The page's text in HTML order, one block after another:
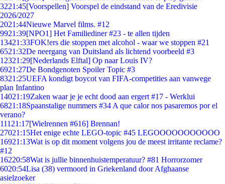
3221:45[Voorspellen] Voorspel de eindstand van de Eredivisie
2026/2027
2021:44Nieuwe Marvel films. #12
9921:39[NPO1] Het Familiediner #23 - te allen tijden
13421:33FOK!ers die stoppen met alcohol - waar we stoppen #21
6521:32De neergang van Duitsland als lichtend voorbeeld #3
12321:29[Nederlands Elftal] Op naar Louis IV?
6921:27De Bondgenoten Spoiler Topic #3
8321:25UEFA kondigt boycot van FIFA-competities aan vanwege
plan Infantino
14021:19Zaken waar je je echt dood aan ergert #17 - Werklui
6821:18Spaanstalige nummers #34 A que calor nos pasaremos por el
verano?
111 21:17[Wielrennen #616] Brennan!
27021:15Het enige echte LEGO-topic #45 LEGOOOOOOOOOOO
16921:13Wat is op dit moment volgens jou de meest irritante reclame?
#12
16220:58Wat is jullie binnenhuistemperatuur? #81 Horrorzomer
6020:54Lisa (38) vermoord in Griekenland door Afghaanse
asielzoeker